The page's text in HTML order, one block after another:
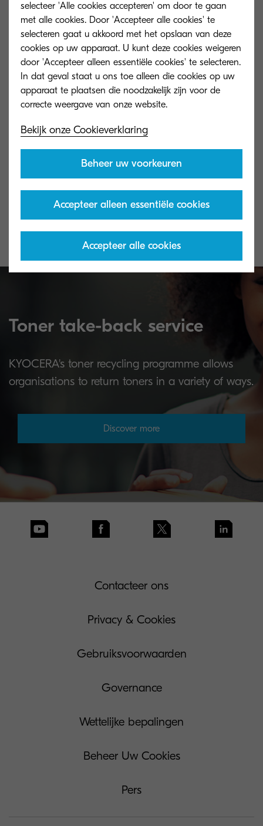
accordance with ISO/IEC 19798.
accordance
Toner take-back service
KYOCERA's toner recycling programme allows
organisations to return toners in a variety of ways.
Discover more
Contacteer ons
Privacy & Cookies
Gebruiksvoorwaarden
Governance
Wettelijke bepalingen
Beheer Uw Cookies
Pers
selecteer 'Alle cookies accepteren' om door te gaan
met alle cookies. Door 'Accepteer alle cookies' te
selecteren gaat u akkoord met het opslaan van deze
cookies op uw apparaat. U kunt deze cookies weigeren
door 'Accepteer alleen essentiële cookies' te selecteren.
In dat geval staat u ons toe alleen die cookies op uw
apparaat te plaatsen die noodzakelijk zijn voor de
Bekijk onze Cookieverklaring
Beheer uw voorkeuren
Accepteer alleen essentiële cookies
Accepteer alle cookies